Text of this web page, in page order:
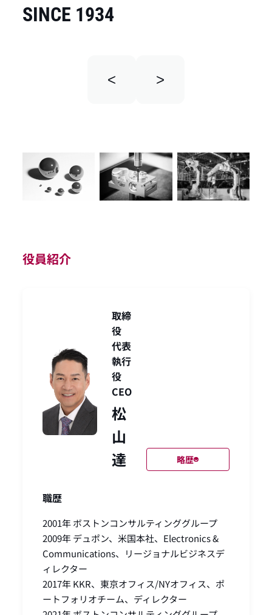
SINCE 1934
< >
役員紹介
取締
役
代表
執行
役
CEO
松
山
達
略歴
職歴
2001年 ボストンコンサルティンググループ
2009年 デュポン、米国本社、Electronics &
Communications、リージョナルビジネスデ
ィレクター
2017年 KKR、東京オフィス/NYオフィス、ポ
ートフォリオチーム、ディレクター